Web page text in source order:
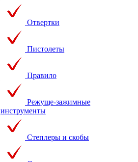
Отвертки
Пистолеты
Правило
Режуще-зажимные
инструменты
Степлеры и скобы